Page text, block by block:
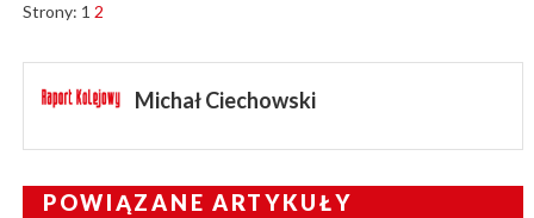
Strony: 1 2
Michał Ciechowski
POWIĄZANE ARTYKUŁY